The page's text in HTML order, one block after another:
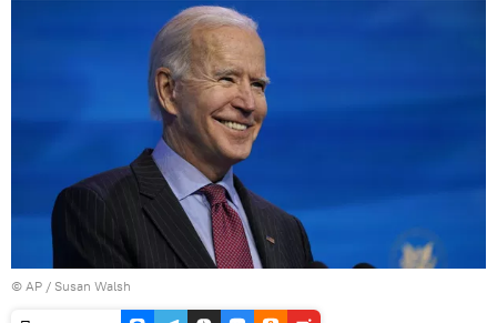
© AP / Susan Walsh